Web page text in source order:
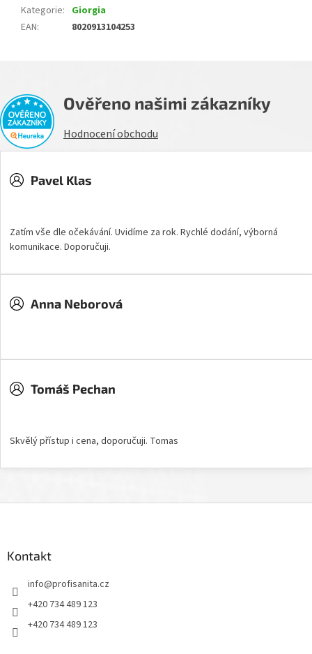
Kategorie: Giorgia
EAN: 8020913104253
Ověřeno našimi zákazníky
Hodnocení obchodu
Pavel Klas
Zatím vše dle očekávání. Uvidíme za rok. Rychlé dodání, výborná
komunikace. Doporučuji.
Anna Neborová
Tomáš Pechan
Skvělý přístup i cena, doporučuji. Tomas
Kontakt
info@profisanita.cz
+420 734 489 123
+420 734 489 123